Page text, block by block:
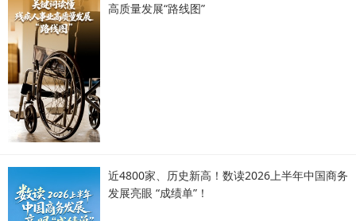
高质量发展“路线图”
近4800家、历史新高！数读2026上半年中国商务
发展亮眼 “成绩单”！